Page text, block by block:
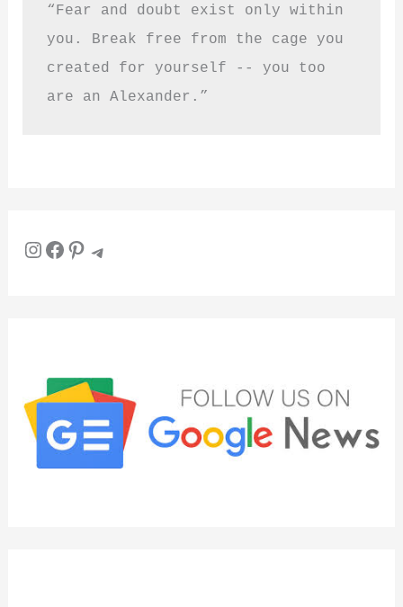
“Fear and doubt exist only within
you. Break free from the cage you
created for yourself -- you too
are an Alexander.”
InstagramFacebook Pinterest Telegram